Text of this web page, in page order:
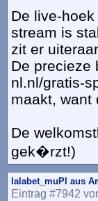
De live-
stream is
zit er
De precieze
nl.nl/gratis-
maakt, want
De
gek�rzt!)
lalabet_muPl aus
Eintrag #7942